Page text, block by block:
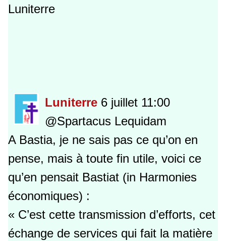
Luniterre
Luniterre 6 juillet 11:00
@Spartacus Lequidam
A Bastia, je ne sais pas ce qu’on en
pense, mais à toute fin utile, voici ce
qu’en pensait Bastiat (in Harmonies
économiques) :
« C’est cette transmission d’efforts, cet
échange de services qui fait la matière